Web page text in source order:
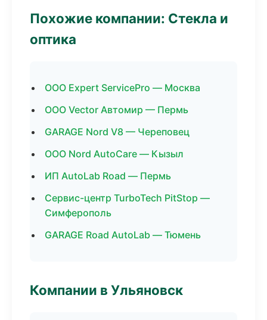
Похожие компании: Стекла и
оптика
ООО Expert ServicePro — Москва
ООО Vector Автомир — Пермь
GARAGE Nord V8 — Череповец
ООО Nord AutoCare — Кызыл
ИП AutoLab Road — Пермь
Сервис-центр TurboTech PitStop —
Симферополь
GARAGE Road AutoLab — Тюмень
Компании в Ульяновск